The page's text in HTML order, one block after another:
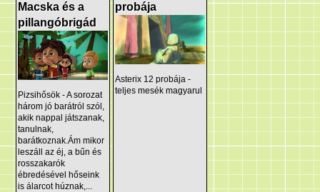
Macska és a
pillangóbrigád
Pizsihősök - A sorozat
három jó barátról szól,
akik nappal játszanak,
tanulnak,
barátkoznak.Ám mikor
leszáll az éj, a bűn és
rosszakarók
ébredésével hőseink
is álarcot húznak,...
probája
Asterix 12 probája -
teljes mesék magyarul